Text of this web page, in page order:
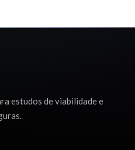
estudos de viabilidade e